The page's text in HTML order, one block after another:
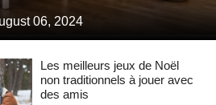
06, 2024
Les meilleurs jeux de Noël
non traditionnels à jouer avec
des amis